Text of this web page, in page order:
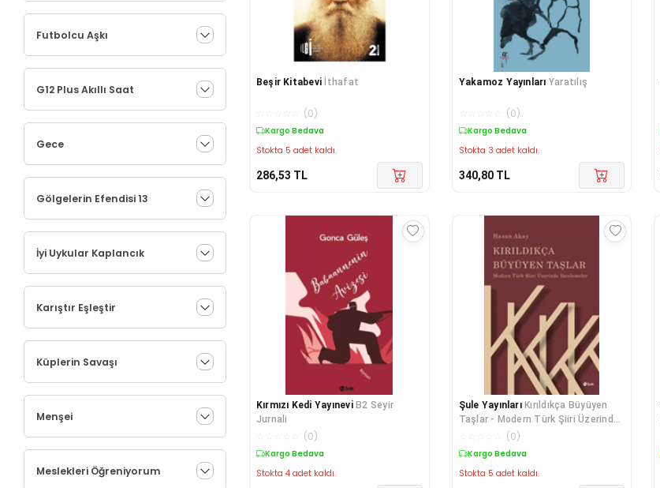
Futbolcu Aşkı
G12 Plus Akıllı Saat
Gece
Gölgelerin Efendisi 13
İyi Uykular Kaplancık
Karıştır Eşleştir
Küplerin Savaşı
Menşei
Meslekleri Öğreniyorum
Beşir Kitabevi İthafat
(0)
Kargo Bedava
Stokta 5 adet kaldı.
286,53 TL
Yakamoz Yayınları Yaratılış
(0)
Kargo Bedava
Stokta 3 adet kaldı.
340,80 TL
Kırmızı Kedi Yayınevi B2 Seyir
Jurnali
(0)
Kargo Bedava
Stokta 4 adet kaldı.
Şule Yayınları Kırıldıkça Büyüyen
Taşlar - Modern Türk Şiiri Üzerinde
İncelemeler
(0)
Kargo Bedava
Stokta 5 adet kaldı.